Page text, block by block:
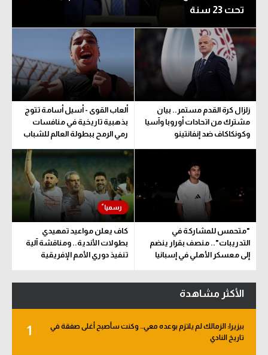
تحت 23 سنة
زلزال كرة القدم مستمر.. بيان
مشترك من اتحادات أوروبا وآسيا
وكونكاكاف ضد إنفانتينو
ألعاب القوى - أسيل أسامة تتوج
بذهبية تاريخية في منافسات
رمي الرمح ببطولة العالم للشباب
"متحمس للمشاركة في
التدريبات".. منصف بقرار ينضم
إلى معسكر الأهلي في إسبانيا
كاف يعلن مواعيد تمهيدي
بطولات الأندية.. ومناقشة آلية
تنفيذ دوري الأمم الإفريقية
الأكثر مشاهدة
1
بيزيرا: الزمالك لم يلتزم بوعده معي.. وكنت سأصبح أغلى صفقة في
تاريخ النادي